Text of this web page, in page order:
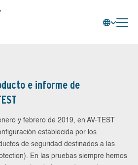
e informe de
y febrero de 2019, en AV-TEST
establecida por los
de seguridad destinados a las
En las pruebas siempre hemos